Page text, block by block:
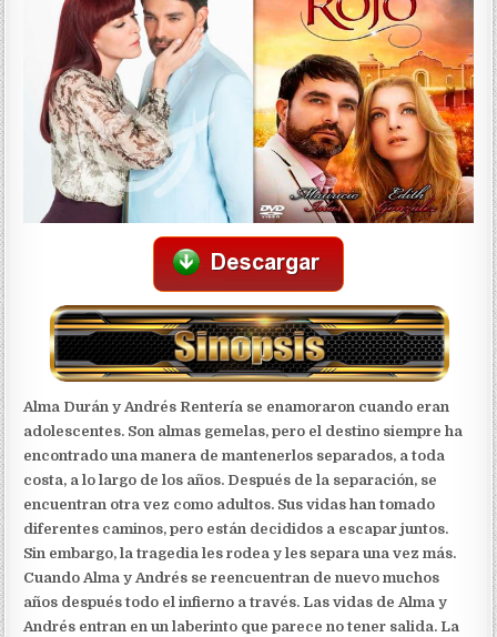
Alma Durán y Andrés Rentería se enamoraron cuando eran
adolescentes. Son almas gemelas, pero el destino siempre ha
encontrado una manera de mantenerlos separados, a toda
costa, a lo largo de los años. Después de la separación, se
encuentran otra vez como adultos. Sus vidas han tomado
diferentes caminos, pero están decididos a escapar juntos.
Sin embargo, la tragedia les rodea y les separa una vez más.
Cuando Alma y Andrés se reencuentran de nuevo muchos
años después todo el infierno a través. Las vidas de Alma y
Andrés entran en un laberinto que parece no tener salida. La